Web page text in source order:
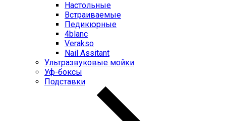
Настольные
Встраиваемые
Педикюрные
4blanc
Verakso
Nail Assitant
Ультразвуковые мойки
Уф-боксы
Подставки